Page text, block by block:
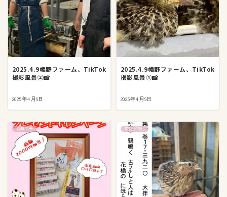
2025.4.9幡野ファーム、TikTok
撮影風景②📸
2025年4月9日
2025.4.9幡野ファーム、TikTok
撮影風景①📸
2025年4月9日
お知らせ 広報／SNS